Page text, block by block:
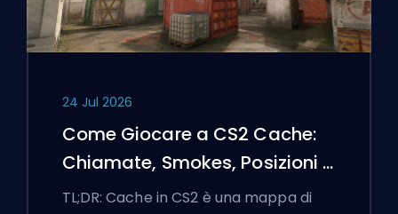
24 Jul 2026
Come Giocare a CS2 Cache:
Chiamate, Smokes, Posizioni e
Suggerimenti Premier
TL;DR: Cache in CS2 è una mappa di